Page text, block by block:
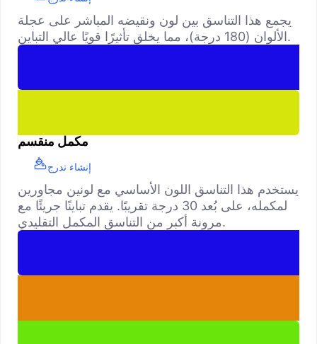
يجمع هذا التناسق بين لون ونقيضه المباشر على عجلة
الألوان (180 درجة)، مما يخلق تأثيرًا قويًا عالي التباين.
مكمل منقسم
إنشاء تدرج
يستخدم هذا التناسق اللون الأساسي مع لونين مجاورين
لمكمله، على بُعد 30 درجة تقريبًا. يقدم تباينًا جريئًا مع
مرونة أكبر من التناسق المكمل التقليدي.